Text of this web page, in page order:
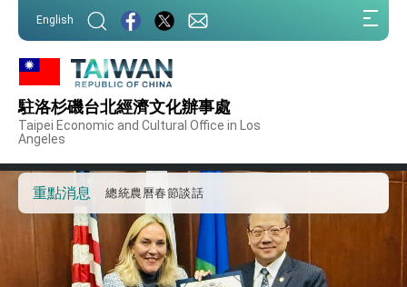
English
駐洛杉磯台北經濟文化辦事處
Taipei Economic and Cultural Office in Los
Angeles
重點消息
經驗為亞太醫療照護發展開創新里程碑
外交部發布WHA文宣影片「台灣醫療點亮世界」
世界展現台灣守護全球健康的創新能量
總統出訪史瓦帝尼返國談話 強調臺灣人有權利
走向世界 盼與理念相近國家共同維護國際秩序
堅定走向世界 賴總統抵達史瓦帝尼王國進行國是
訪問
國家邁出合作第一步
總統農曆春節談話
台美貿易協議完成簽署達成6大目標、創5大歷史
性突破 總統強調將以3大面向加速臺灣經濟轉型
升級 籲請立院全力支持並盡速通過
臺美簽署「對等貿易協定」確立對等關稅15%且不
疊加 我輸美2072項產品豁免對等關稅